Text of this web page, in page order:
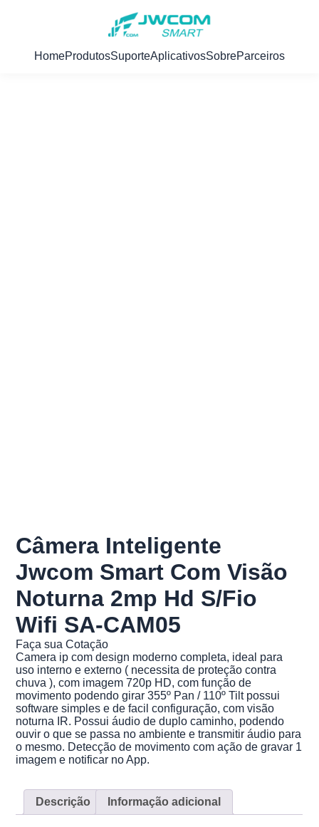
HomeProdutosSuporteAplicativosSobreParceiros
Câmera Inteligente
Jwcom Smart Com Visão
Noturna 2mp Hd S/Fio
Wifi SA-CAM05
Faça sua Cotação
Camera ip com design moderno completa, ideal para
uso interno e externo ( necessita de proteção contra
chuva ), com imagem 720p HD, com função de
movimento podendo girar 355º Pan / 110º Tilt possui
software simples e de facil configuração, com visão
noturna IR. Possui áudio de duplo caminho, podendo
ouvir o que se passa no ambiente e transmitir áudio para
o mesmo. Detecção de movimento com ação de gravar 1
imagem e notificar no App.
Descrição Informação adicional